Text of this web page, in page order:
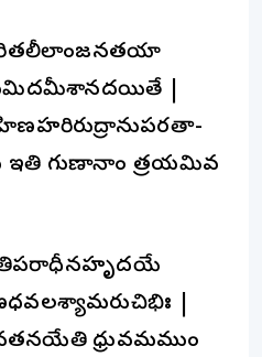
|
ఇతి గుణానాం త్రయమివ
|
ధ్రువమముం